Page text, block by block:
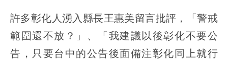
許多彰化人湧入縣長王惠美留言批評，「警戒
範圍還不放？」、「我建議以後彰化不要公
告，只要台中的公告後面備注彰化同上就行